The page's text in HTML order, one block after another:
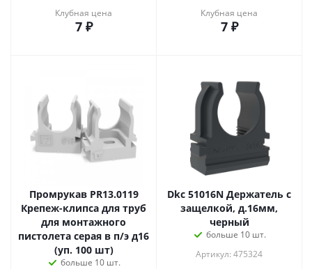
Клубная цена
7₽
Клубная цена
7₽
Промрукав PR13.0119
Крепеж-клипса для труб
для монтажного
пистолета серая в п/э д16
(уп. 100 шт)
больше 10 шт.
Dkc 51016N Держатель с
защелкой, д.16мм,
черный
больше 10 шт.
Артикул: 475324